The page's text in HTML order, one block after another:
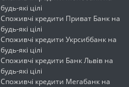
будь-які цілі
Споживчі кредити Приват Банк на
будь-які цілі
Споживчі кредити Укрсиббанк на
будь-які цілі
Споживчі кредити Банк Львів на
будь-які цілі
Споживчі кредити Мегабанк на